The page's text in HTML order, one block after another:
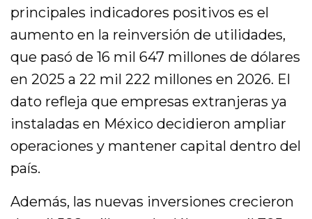
principales indicadores positivos es el
aumento en la reinversión de utilidades,
que pasó de 16 mil 647 millones de dólares
en 2025 a 22 mil 222 millones en 2026. El
dato refleja que empresas extranjeras ya
instaladas en México decidieron ampliar
operaciones y mantener capital dentro del
país.
Además, las nuevas inversiones crecieron